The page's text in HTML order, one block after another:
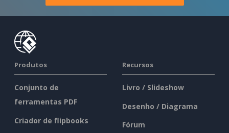
Produtos
Conjunto de
ferramentas PDF
Criador de flipbooks
Recursos
Livro / Slideshow
Desenho / Diagrama
Fórum